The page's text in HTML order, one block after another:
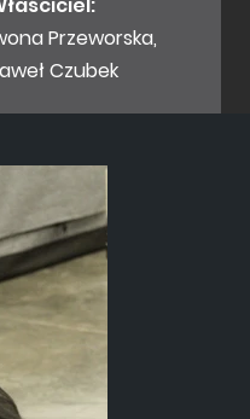
Przeworska,
Czubek